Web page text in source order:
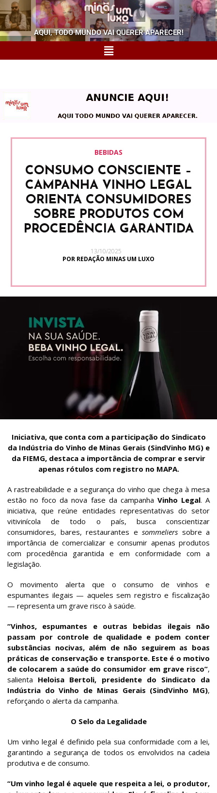
AQUI, TODO MUNDO VAI QUERER APARECER!
BEBIDAS
CONSUMO CONSCIENTE –
CAMPANHA VINHO LEGAL
ORIENTA CONSUMIDORES
SOBRE PRODUTOS COM
PROCEDÊNCIA GARANTIDA
13/10/2025
POR REDAÇÃO MINAS UM LUXO
Iniciativa, que conta com a participação do Sindicato
da Indústria do Vinho de Minas Gerais (SindVinho MG) e
da FIEMG, destaca a importância de comprar e servir
apenas rótulos com registro no MAPA.
A rastreabilidade e a segurança do vinho que chega à mesa
estão no foco da nova fase da campanha Vinho Legal. A
iniciativa, que reúne entidades representativas do setor
vitivinícola de todo o país, busca conscientizar
consumidores, bares, restaurantes e sommeliers sobre a
importância de comercializar e consumir apenas produtos
com procedência garantida e em conformidade com a
legislação.
O movimento alerta que o consumo de vinhos e
espumantes ilegais — aqueles sem registro e fiscalização
— representa um grave risco à saúde.
“Vinhos, espumantes e outras bebidas ilegais não
passam por controle de qualidade e podem conter
substâncias nocivas, além de não seguirem as boas
práticas de conservação e transporte. Este é o motivo
de colocarem a saúde do consumidor em grave risco”,
salienta Heloisa Bertoli, presidente do Sindicato da
Indústria do Vinho de Minas Gerais (SindVinho MG),
reforçando o alerta da campanha.
O Selo da Legalidade
Um vinho legal é definido pela sua conformidade com a lei,
garantindo a segurança de todos os envolvidos na cadeia
produtiva e de consumo.
“Um vinho legal é aquele que respeita a lei, o produtor,